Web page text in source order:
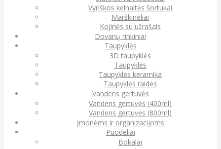
Vyriškos kelnaitės šortukai
Marškinėliai
Kojinės su užrašais
Dovanų rinkiniai
Taupyklės
3D taupyklės
Taupyklės
Taupyklės keramika
Taupyklės raidės
Vandens gertuvės
Vandens gertuvės (400ml)
Vandens gertuvės (800ml)
Įmonėms ir organizacijoms
Puodeliai
Bokalai